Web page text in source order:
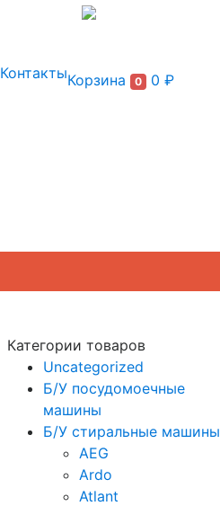
КонтактыКорзина 0 0 ₽
Категории товаров
Uncategorized
Б/У посудомоечные
машины
Б/У стиральные машины
AEG
Ardo
Atlant